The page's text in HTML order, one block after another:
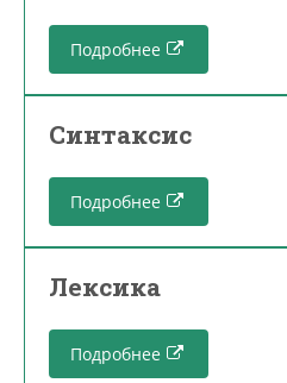
Подробнее
Синтаксис
Подробнее
Лексика
Подробнее